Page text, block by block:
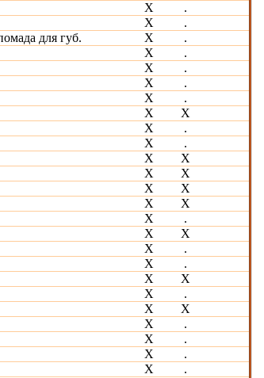
Х
.
Х
.
для губ. Х
.
Х
.
Х
.
X
.
X
.
X
Х
Х
.
Х
.
X
Х
Х
X
Х
Х
Х
Х
X
.
Х
Х
Х
.
Х
.
Х
Х
Х
.
Х
Х
Х
.
Х
.
Х
.
Х
.